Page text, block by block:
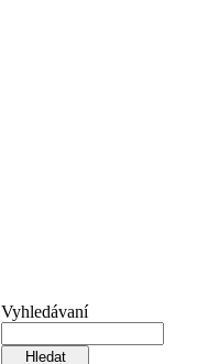
Vyhledávaní